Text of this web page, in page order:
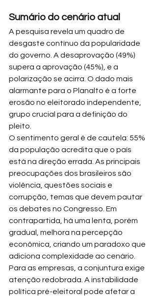
Sumário do cenário atual
A pesquisa revela um quadro de
desgaste contínuo da popularidade
do governo. A desaprovação (49%)
supera a aprovação (45%), e a
polarização se acirra. O dado mais
alarmante para o Planalto é a forte
erosão no eleitorado independente,
grupo crucial para a definição do
pleito.
O sentimento geral é de cautela: 55%
da população acredita que o país
está na direção errada. As principais
preocupações dos brasileiros são
violência, questões sociais e
corrupção, temas que devem pautar
os debates no Congresso. Em
contrapartida, há uma lenta, porém
gradual, melhora na percepção
econômica, criando um paradoxo que
adiciona complexidade ao cenário.
Para as empresas, a conjuntura exige
atenção redobrada. A instabilidade
política pré-eleitoral pode afetar a